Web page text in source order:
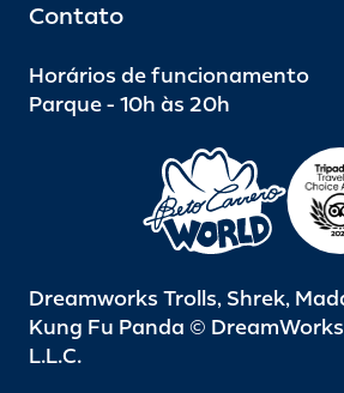
Contato
Horários de funcionamento
Parque - 10h às 20h
Dreamworks Trolls, Shrek,
Kung Fu Panda ©
L.L.C.